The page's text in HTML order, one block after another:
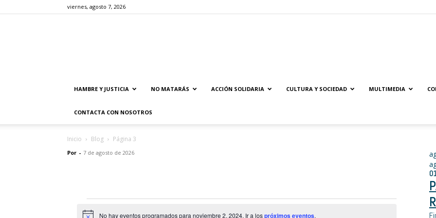
viernes, agosto 7, 2026
HAMBRE Y JUSTICIA NO MATARÁS ACCIÓN SOLIDARIA CULTURA Y SOCIEDAD MULTIMEDIA
CONTACTA CON NOSOTROS
Inicio Blog Página 3
Por - 7 de agosto de 2026
EventosNo hay eventos programados para noviembre 2, 2024. Ir a lospróximos eventos.